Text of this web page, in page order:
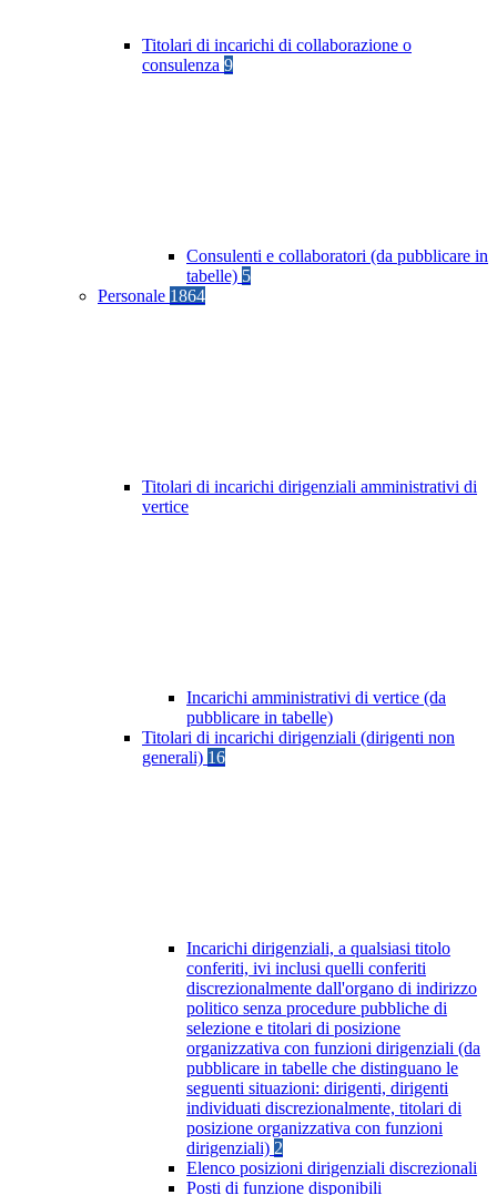
Titolari di incarichi di collaborazione o
consulenza 9
Consulenti e collaboratori (da pubblicare in
tabelle) 5
Personale 1864
Titolari di incarichi dirigenziali amministrativi di
vertice
Incarichi amministrativi di vertice (da
pubblicare in tabelle)
Titolari di incarichi dirigenziali (dirigenti non
generali) 16
Incarichi dirigenziali, a qualsiasi titolo
conferiti, ivi inclusi quelli conferiti
discrezionalmente dall'organo di indirizzo
politico senza procedure pubbliche di
selezione e titolari di posizione
organizzativa con funzioni dirigenziali (da
pubblicare in tabelle che distinguano le
seguenti situazioni: dirigenti, dirigenti
individuati discrezionalmente, titolari di
posizione organizzativa con funzioni
dirigenziali) 2
Elenco posizioni dirigenziali discrezionali
Posti di funzione disponibili